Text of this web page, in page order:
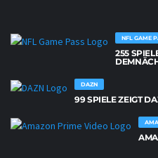
NFL GAME
255
DAZN
99 SPIELE ZEIGT